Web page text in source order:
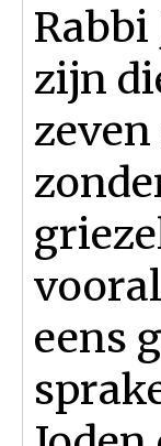
zijn
eens